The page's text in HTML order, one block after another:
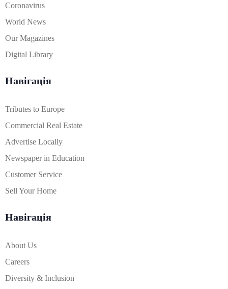
Coronavirus
World News
Our Magazines
Digital Library
Навігація
Tributes to Europe
Commercial Real Estate
Advertise Locally
Newspaper in Education
Customer Service
Sell Your Home
Навігація
About Us
Careers
Diversity & Inclusion